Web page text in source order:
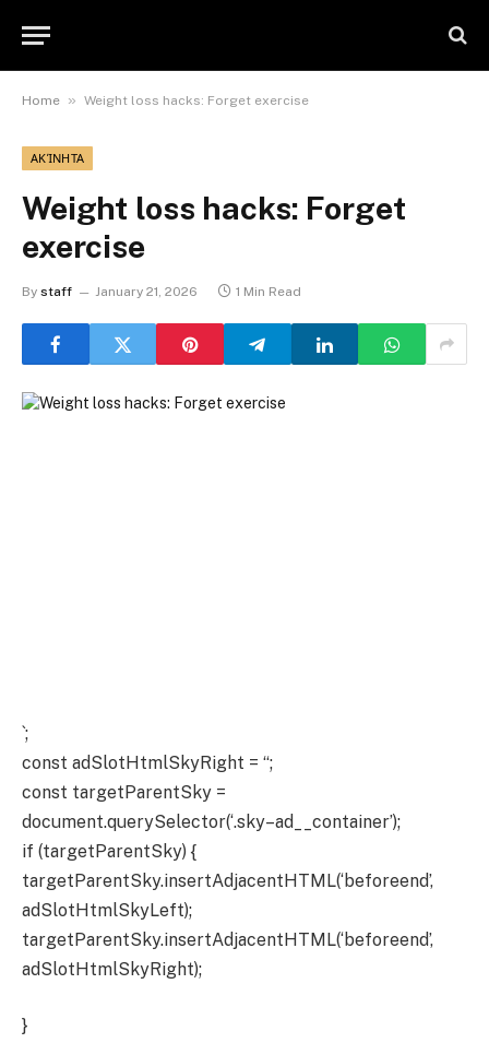
Home » Weight loss hacks: Forget exercise
ΑΚΊΝΗΤΑ
Weight loss hacks: Forget
exercise
By staff January 21, 2026 1 Min Read
`;
const adSlotHtmlSkyRight = “;
const targetParentSky =
document.querySelector(‘.sky–ad__container’);
if (targetParentSky) {
targetParentSky.insertAdjacentHTML(‘beforeend’,
adSlotHtmlSkyLeft);
targetParentSky.insertAdjacentHTML(‘beforeend’,
adSlotHtmlSkyRight);
}